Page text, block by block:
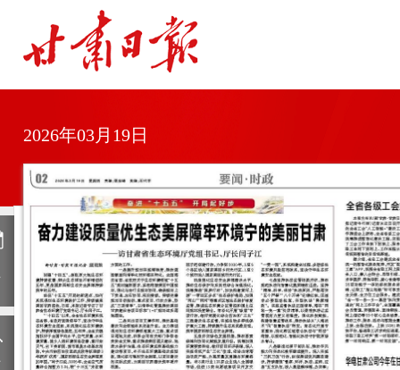
2026年03月19日